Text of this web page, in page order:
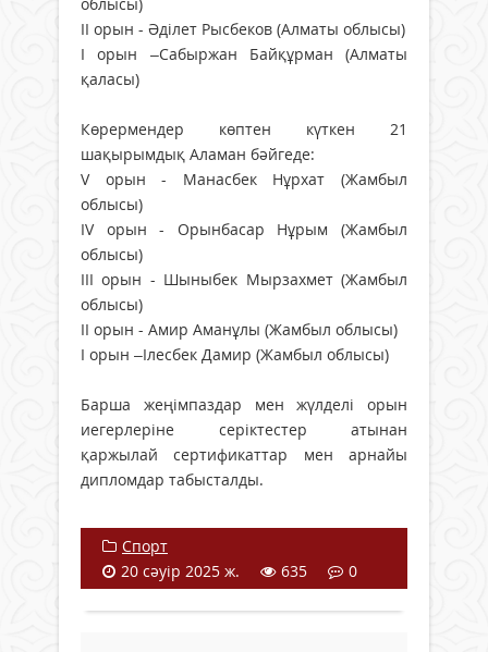
облысы)
II орын - Әділет Рысбеков (Алматы облысы)
I орын –Сабыржан Байқұрман (Алматы
қаласы)
Көрермендер көптен күткен 21
шақырымдық Аламан бәйгеде:
V орын - Манасбек Нұрхат (Жамбыл
облысы)
IV орын - Орынбасар Нұрым (Жамбыл
облысы)
III орын - Шыныбек Мырзахмет (Жамбыл
облысы)
II орын - Амир Аманұлы (Жамбыл облысы)
I орын –Ілесбек Дамир (Жамбыл облысы)
Барша жеңімпаздар мен жүлделі орын
иегерлеріне серіктестер атынан
қаржылай сертификаттар мен арнайы
дипломдар табысталды.
Спорт
20 сәуір 2025 ж.
635 0